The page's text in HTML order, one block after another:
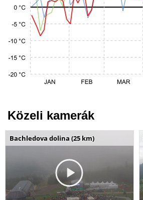
Közeli kamerák
Bachledova dolina (25 km)